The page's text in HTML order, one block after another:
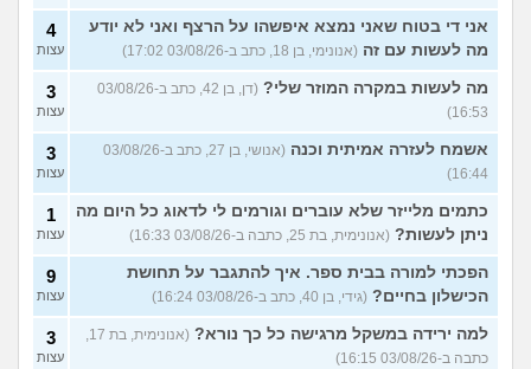
אני די בטוח שאני נמצא איפשהו על הרצף ואני לא יודע
מה לעשות עם זה (אנונימי, בן 18, כתב ב-03/08/26 17:02)
4
עצות
מה לעשות במקרה המוזר שלי?
(דן, בן 42, כתב ב-03/08/26
16:53)
3
עצות
אשמח לעזרה אמיתית וכנה
(אנושי, בן 27, כתב ב-03/08/26
16:44)
3
עצות
כתמים מלייזר שלא עוברים וגורמים לי לדאוג כל היום מה
ניתן לעשות? (אנונימית, בת 25, כתבה ב-03/08/26 16:33)
1
עצות
הפכתי למורה בבית ספר. איך להתגבר על תחושת
הכישלון בחיים? (גידי, בן 40, כתב ב-03/08/26 16:24)
9
עצות
למה ירידה במשקל מרגישה כל כך נורא?
(אנונימית, בת 17,
כתבה ב-03/08/26 16:15)
3
עצות